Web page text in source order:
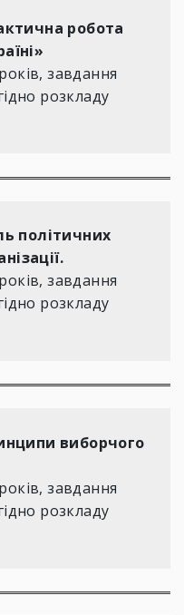
робота
завдання
розкладу
політичних
завдання
розкладу
виборчого
завдання
розкладу